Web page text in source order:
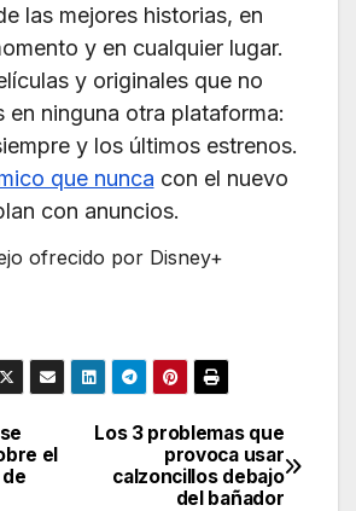
las mejores historias, en
y en cualquier lugar.
y originales que no
en ninguna otra plataforma:
y los últimos estrenos.
que nunca con el nuevo
con anuncios.
ofrecido por Disney+
Los 3 problemas que
provoca usar
calzoncillos debajo
del bañador
el